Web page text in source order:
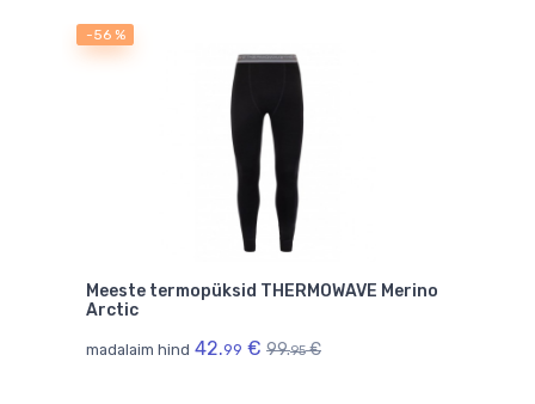
-56 %
Meeste termopüksid THERMOWAVE Merino
Arctic
madalaim hind 42.99 € 99.95€